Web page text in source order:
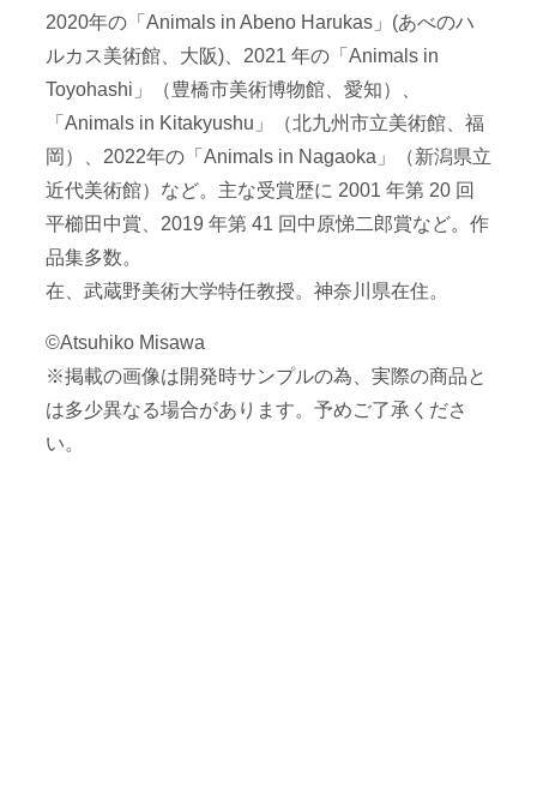
2020年の「Animals in Abeno Harukas」(あべのハ
ルカス美術館、大阪)、2021 年の「Animals in
Toyohashi」（豊橋市美術博物館、愛知）、
「Animals in Kitakyushu」（北九州市立美術館、福
岡）、2022年の「Animals in Nagaoka」（新潟県立
近代美術館）など。主な受賞歴に 2001 年第 20 回
平櫛田中賞、2019 年第 41 回中原悌二郎賞など。作
品集多数。
在、武蔵野美術大学特任教授。神奈川県在住。
©Atsuhiko Misawa
※掲載の画像は開発時サンプルの為、実際の商品と
は多少異なる場合があります。予めご了承くださ
い。